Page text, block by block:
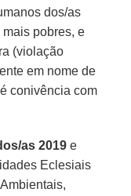
dos/as
pobres, e
(violação
em nome de
conivência com
as 2019 e
Eclesiais